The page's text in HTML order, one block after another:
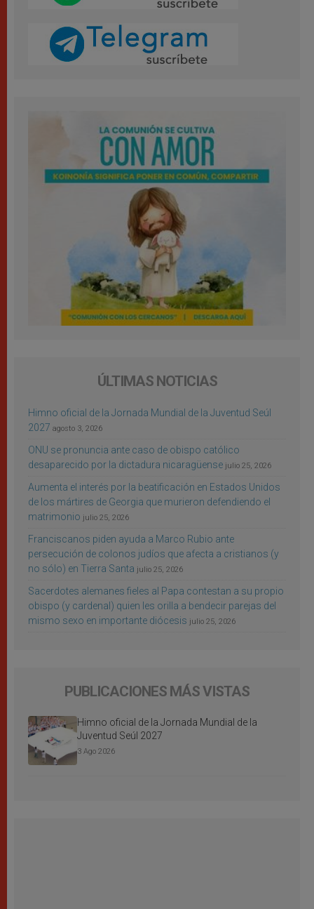
ÚLTIMAS NOTICIAS
Himno oficial de la Jornada Mundial de la Juventud Seúl
2027 agosto 3, 2026
ONU se pronuncia ante caso de obispo católico
desaparecido por la dictadura nicaragüense julio 25, 2026
Aumenta el interés por la beatificación en Estados Unidos
de los mártires de Georgia que murieron defendiendo el
matrimonio julio 25, 2026
Franciscanos piden ayuda a Marco Rubio ante
persecución de colonos judíos que afecta a cristianos (y
no sólo) en Tierra Santa julio 25, 2026
Sacerdotes alemanes fieles al Papa contestan a su propio
obispo (y cardenal) quien les orilla a bendecir parejas del
mismo sexo en importante diócesis julio 25, 2026
PUBLICACIONES MÁS VISTAS
Himno oficial de la Jornada Mundial de la
Juventud Seúl 2027
3 Ago 2026